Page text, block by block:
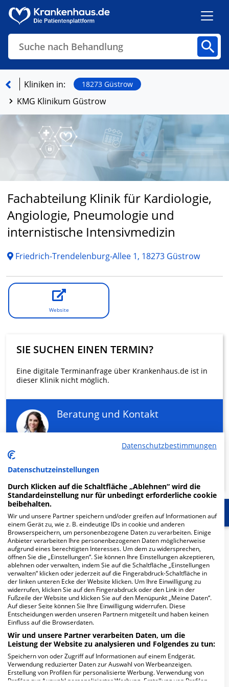
Suche nach Behandlung
Finden
Kliniken in: 18273 Güstrow
KMG Klinikum Güstrow
Fachabteilung Klinik für Kardiologie,
Angiologie, Pneumologie und
internistische Intensivmedizin
Friedrich-Trendelenburg-Allee 1, 18273 Güstrow
Website
SIE SUCHEN EINEN TERMIN?
Eine digitale Terminanfrage über Krankenhaus.de ist in
dieser Klinik nicht möglich.
Beratung und Kontakt
KLINIKEN FINDEN
Start Für die Klinik Weitere Fachabteilungen
Herzlich Willkommen
KMG Klinikum Güstrow in der Friedrich-Trendelenburg-
Allee 1 ist ein mittelgroßes Krankenhaus in Güstrow.
Mit einer Kapazität von 451 Betten werden in den
spezialisierten Fachabteilungen pro Jahr etwa 17.616
medizinische Fälle behandelt und therapiert.
Weiterlesen
Besuchszeiten
0 bis 23 Uhr
Datenschutzbestimmungen
Datenschutzeinstellungen
Durch Klicken auf die Schaltfläche „Ablehnen“ wird die
Standardeinstellung nur für unbedingt erforderliche cookie
beibehalten.
Wir und unsere Partner speichern und/oder greifen auf Informationen auf
einem Gerät zu, wie z. B. eindeutige IDs in cookie und anderen
Browserspeichern, um personenbezogene Daten zu verarbeiten. Einige
Anbieter verarbeiten Ihre personenbezogenen Daten möglicherweise
aufgrund eines berechtigten Interesses. Um dem zu widersprechen,
öffnen Sie die „Einstellungen“. Sie können Ihre Einstellungen akzeptieren,
ablehnen oder verwalten, indem Sie auf die Schaltfläche „Einstellungen
verwalten“ klicken oder jederzeit auf die Fingerabdruck-Schaltfläche in
der linken unteren Ecke der Website klicken. Um Ihre Einwilligung zu
widerrufen, klicken Sie auf den Fingerabdruck oder den Link in der
Fußzeile der Website und klicken Sie auf den Menüpunkt „Meine Daten“.
Auf dieser Seite können Sie Ihre Einwilligung widerrufen. Diese
Entscheidungen werden unseren Partnern mitgeteilt und haben keinen
Einfluss auf die Browserdaten.
Wir und unsere Partner verarbeiten Daten, um die
Leistung der Website zu analysieren und Folgendes zu tun:
Speichern von oder Zugriff auf Informationen auf einem Endgerät.
Verwendung reduzierter Daten zur Auswahl von Werbeanzeigen.
Erstellung von Profilen für personalisierte Werbung. Verwendung von
Profilen zur Auswahl personalisierter Werbung. Erstellung von Profilen